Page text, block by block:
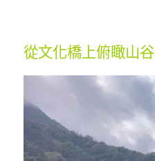
從文化橋上俯瞰山谷